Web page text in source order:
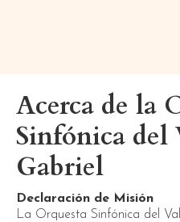
Acerca de la
Sinfónica del
Gabriel
Declaración de Misión
La Orquesta Sinfónica del